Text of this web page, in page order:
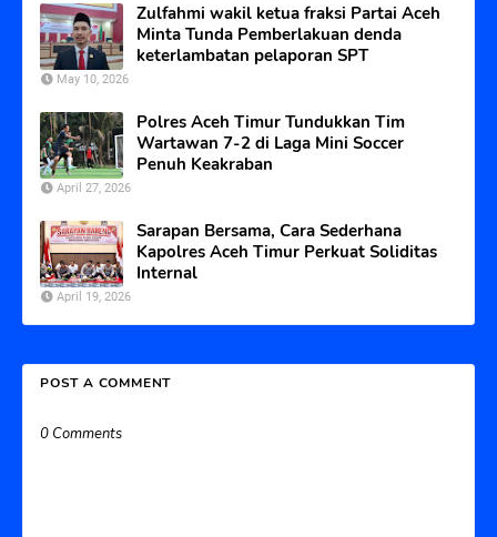
Zulfahmi wakil ketua fraksi Partai Aceh
Minta Tunda Pemberlakuan denda
keterlambatan pelaporan SPT
May 10, 2026
Polres Aceh Timur Tundukkan Tim
Wartawan 7-2 di Laga Mini Soccer
Penuh Keakraban
April 27, 2026
Sarapan Bersama, Cara Sederhana
Kapolres Aceh Timur Perkuat Soliditas
Internal
April 19, 2026
POST A COMMENT
0 Comments